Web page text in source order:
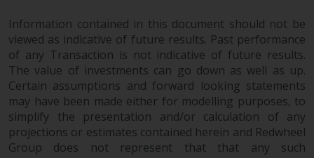
über Sie gespeichert haben,
indem Sie uns schriftlich
anschreiben und diese anfordern.
Weitere Informationen finden Sie
in unserer Datenschutz- und
Datenschutzrichtlinie und Cookie-
Richtlinie.
Information contained in this document should not be
viewed as indicative of future results. Past performance
of any Transaction is not indicative of future results.
The value of investments can go down as well as up.
Certain assumptions and forward looking statements
may have been made either for modelling purposes, to
simplify the presentation and/or calculation of any
projections or estimates contained herein and Redwheel
Group does not represent that that any such